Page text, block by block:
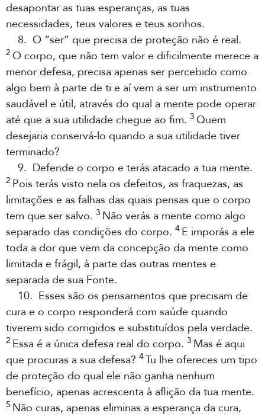
desapontar as tuas esperanças, as tuas
necessidades, teus valores e teus sonhos.
8. O “ser” que precisa de proteção não é real.
2 O corpo, que não tem valor e dificilmente merece a
menor defesa, precisa apenas ser percebido como
algo bem à parte de ti e aí vem a ser um instrumento
saudável e útil, através do qual a mente pode operar
até que a sua utilidade chegue ao fim. 3 Quem
desejaria conservá-lo quando a sua utilidade tiver
terminado?
9. Defende o corpo e terás atacado a tua mente.
2 Pois terás visto nela os defeitos, as fraquezas, as
limitações e as falhas das quais pensas que o corpo
tem que ser salvo. 3 Não verás a mente como algo
separado das condições do corpo. 4 E imporás a ele
toda a dor que vem da concepção da mente como
limitada e frágil, à parte das outras mentes e
separada de sua Fonte.
10. Esses são os pensamentos que precisam de
cura e o corpo responderá com saúde quando
tiverem sido corrigidos e substituídos pela verdade.
2 Essa é a única defesa real do corpo. 3 Mas é aqui
que procuras a sua defesa? 4Tu lhe ofereces um tipo
de proteção do qual ele não ganha nenhum
benefício, apenas acrescenta à aflição da tua mente.
5 Não curas, apenas eliminas a esperança da cura,